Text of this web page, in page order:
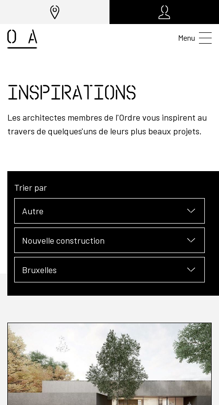
Menu
Inspirations
Les architectes membres de l'Ordre vous inspirent au
travers de quelques'uns de leurs plus beaux projets.
Trier par
Autre
Nouvelle construction
Bruxelles